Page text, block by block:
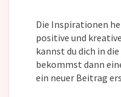
Die Inspirationen
positive und
kannst du dich in
bekommst dann
ein neuer Beitrag